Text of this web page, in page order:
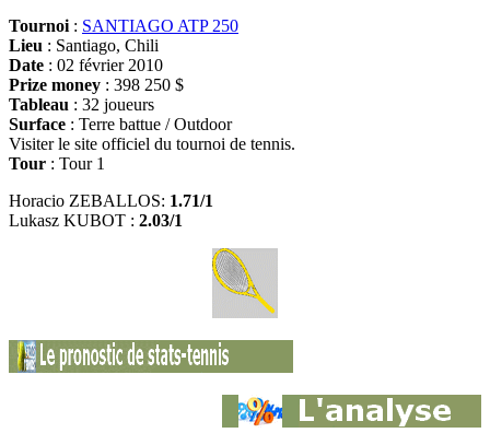
Tournoi : SANTIAGO ATP 250
Lieu : Santiago, Chili
Date : 02 février 2010
Prize money : 398 250 $
Tableau : 32 joueurs
Surface : Terre battue / Outdoor
Visiter le site officiel du tournoi de tennis.
Tour : Tour 1
Horacio ZEBALLOS: 1.71/1
Lukasz KUBOT : 2.03/1